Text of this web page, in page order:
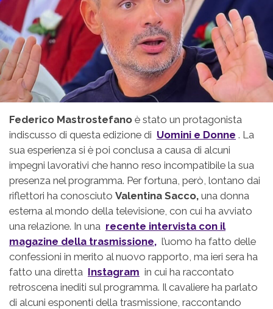
Federico Mastrostefano è stato un protagonista
indiscusso di questa edizione di Uomini e Donne . La
sua esperienza si è poi conclusa a causa di alcuni
impegni lavorativi che hanno reso incompatibile la sua
presenza nel programma. Per fortuna, però, lontano dai
riflettori ha conosciuto Valentina Sacco, una donna
esterna al mondo della televisione, con cui ha avviato
una relazione. In una recente intervista con il
magazine della trasmissione, l’uomo ha fatto delle
confessioni in merito al nuovo rapporto, ma ieri sera ha
fatto una diretta Instagram in cui ha raccontato
retroscena inediti sul programma. Il cavaliere ha parlato
di alcuni esponenti della trasmissione, raccontando